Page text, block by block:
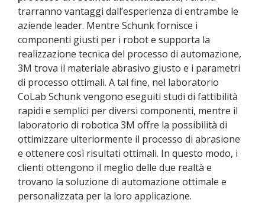
trarranno vantaggi dall’esperienza di entrambe le
aziende leader. Mentre Schunk fornisce i
componenti giusti per i robot e supporta la
realizzazione tecnica del processo di automazione,
3M trova il materiale abrasivo giusto e i parametri
di processo ottimali. A tal fine, nel laboratorio
CoLab Schunk vengono eseguiti studi di fattibilità
rapidi e semplici per diversi componenti, mentre il
laboratorio di robotica 3M offre la possibilità di
ottimizzare ulteriormente il processo di abrasione
e ottenere così risultati ottimali. In questo modo, i
clienti ottengono il meglio delle due realtà e
trovano la soluzione di automazione ottimale e
personalizzata per la loro applicazione.